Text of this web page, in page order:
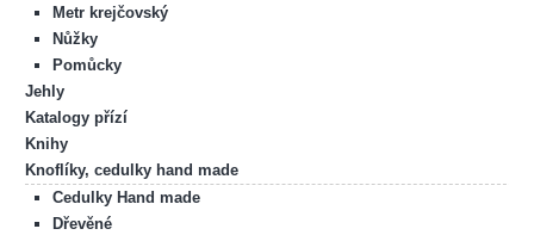
Metr krejčovský
Nůžky
Pomůcky
Jehly
Katalogy přízí
Knihy
Knoflíky, cedulky hand made
Cedulky Hand made
Dřevěné